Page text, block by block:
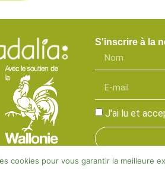
S'inscrire à la
J'ai lu et
cookies pour vous garantir la meilleure